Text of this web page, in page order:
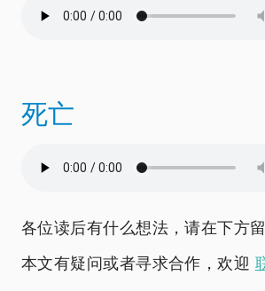
死亡
各位读后有什么想法，请在下方
本文有疑问或者寻求合作，欢迎